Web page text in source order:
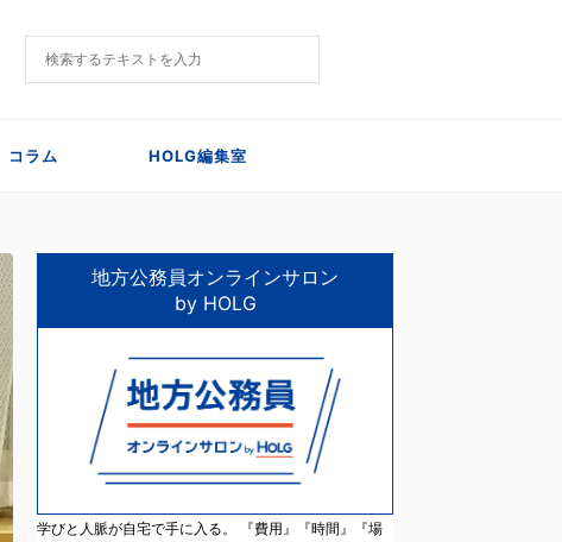
コラム HOLG編集室
地方公務員オンラインサロン
by HOLG
学びと人脈が自宅で手に入る。 『費用』『時間』『場